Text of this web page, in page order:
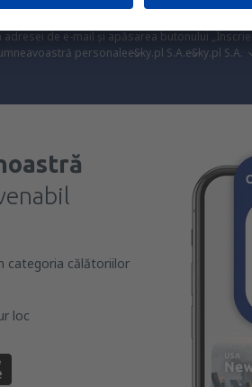
de e-mail și apăsarea butonului
personaleeSky.pl S.A.eSky.pl S.A.
categoria călătoriilor
loc